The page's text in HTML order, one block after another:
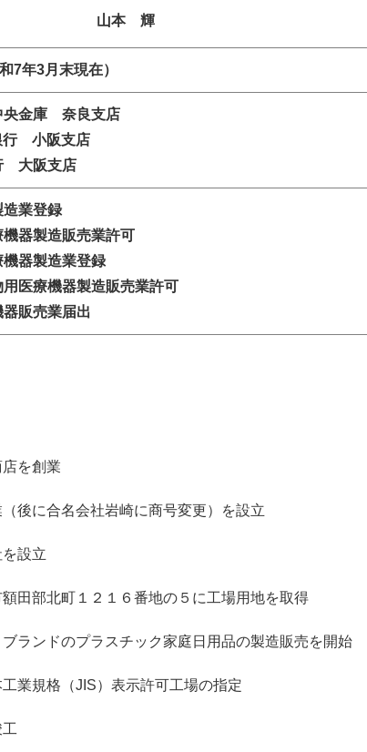
山本 輝
7年3月末現在）
央金庫 奈良支店
行 小阪支店
大阪支店
造業登録
器製造販売業許可
器製造業登録
医療機器製造販売業許可
販売業届出
を創業
後に合名会社岩崎に商号変更）を設立
設立
田部北町１２１６番地の５に工場用地を取得
ランドのプラスチック家庭日用品の製造販売を開始
業規格（JIS）表示許可工場の指定